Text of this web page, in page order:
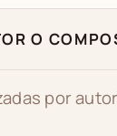
O
por